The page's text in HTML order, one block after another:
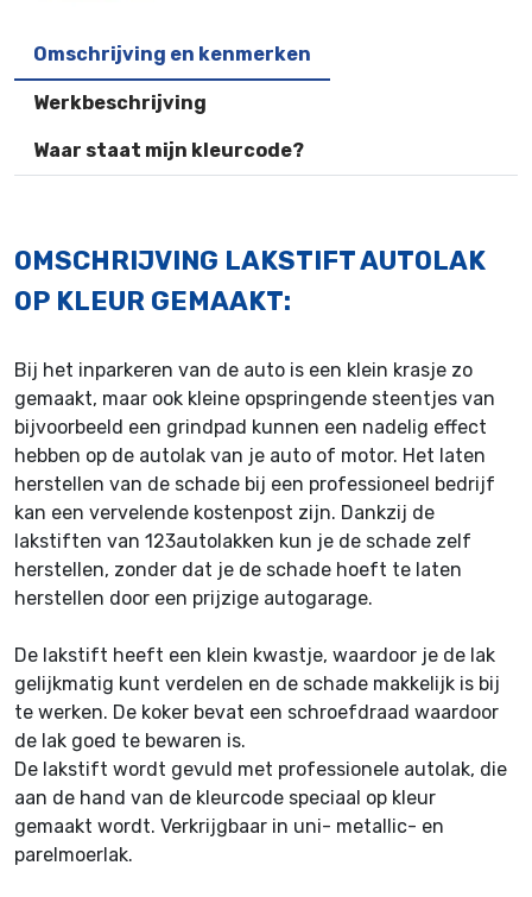
Omschrijving en kenmerken
Werkbeschrijving
Waar staat mijn kleurcode?
OMSCHRIJVING LAKSTIFT AUTOLAK
OP KLEUR GEMAAKT:
Bij het inparkeren van de auto is een klein krasje zo
gemaakt, maar ook kleine opspringende steentjes van
bijvoorbeeld een grindpad kunnen een nadelig effect
hebben op de autolak van je auto of motor. Het laten
herstellen van de schade bij een professioneel bedrijf
kan een vervelende kostenpost zijn. Dankzij de
lakstiften van 123autolakken kun je de schade zelf
herstellen, zonder dat je de schade hoeft te laten
herstellen door een prijzige autogarage.
De lakstift heeft een klein kwastje, waardoor je de lak
gelijkmatig kunt verdelen en de schade makkelijk is bij
te werken. De koker bevat een schroefdraad waardoor
de lak goed te bewaren is.
De lakstift wordt gevuld met professionele autolak, die
aan de hand van de kleurcode speciaal op kleur
gemaakt wordt. Verkrijgbaar in uni- metallic- en
parelmoerlak.